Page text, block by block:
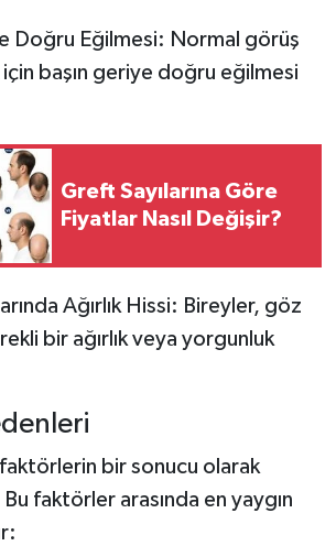
Doğru Eğilmesi: Normal görüş
için başın geriye doğru eğilmesi
Greft Sayılarına Göre
Fiyatlar Nasıl Değişir?
Ağırlık Hissi: Bireyler, göz
bir ağırlık veya yorgunluk
bir sonucu olarak
faktörler arasında en yaygın